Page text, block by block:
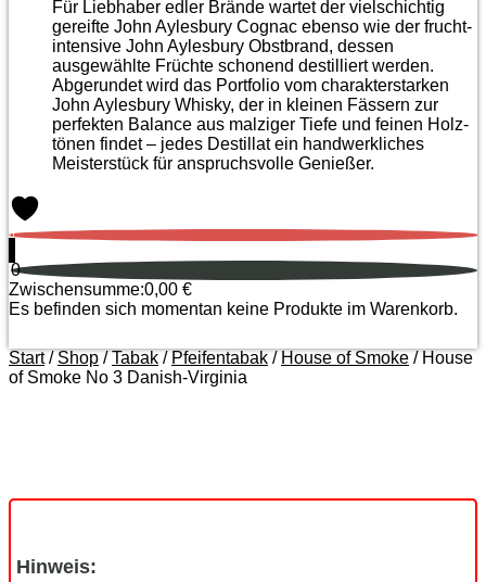
Für Liebhaber edler Brände wartet der vielschichtig
gereifte John Aylesbury Cognac ebenso wie der frucht­
intensive John Aylesbury Obstbrand, dessen
ausgewählte Früchte schonend destilliert werden.
Abgerundet wird das Portfolio vom charakterstarken
John Aylesbury Whisky, der in kleinen Fässern zur
perfekten Balance aus malziger Tiefe und feinen Holz­
tönen findet – jedes Destillat ein handwerkliches
Meister­stück für anspruchsvolle Genießer.
0
0
Zwischensumme:0,00 €
Es befinden sich momentan keine Produkte im Warenkorb.
Start/ Shop /Tabak / Pfeifentabak / House of Smoke / House
of Smoke No 3 Danish-Virginia
Hinweis: